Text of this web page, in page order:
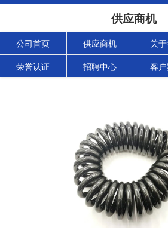
供应商机
公司首页 供应商机 关
荣誉认证 招聘中心 客户